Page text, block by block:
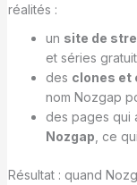
réalités :
un site de
et séries
des clones et
nom Nozgap
des pages qui
Nozgap , ce
Résultat : quand